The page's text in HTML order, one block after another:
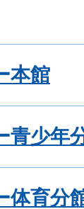
本館
青少年
体育分